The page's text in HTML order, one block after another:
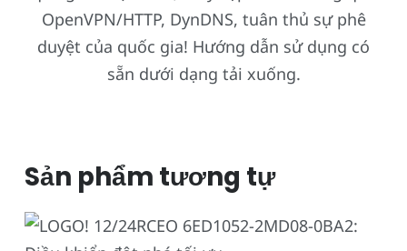
OpenVPN/HTTP, DynDNS, tuân thủ sự phê
duyệt của quốc gia! Hướng dẫn sử dụng có
sẵn dưới dạng tải xuống.
Sản phẩm tương tự